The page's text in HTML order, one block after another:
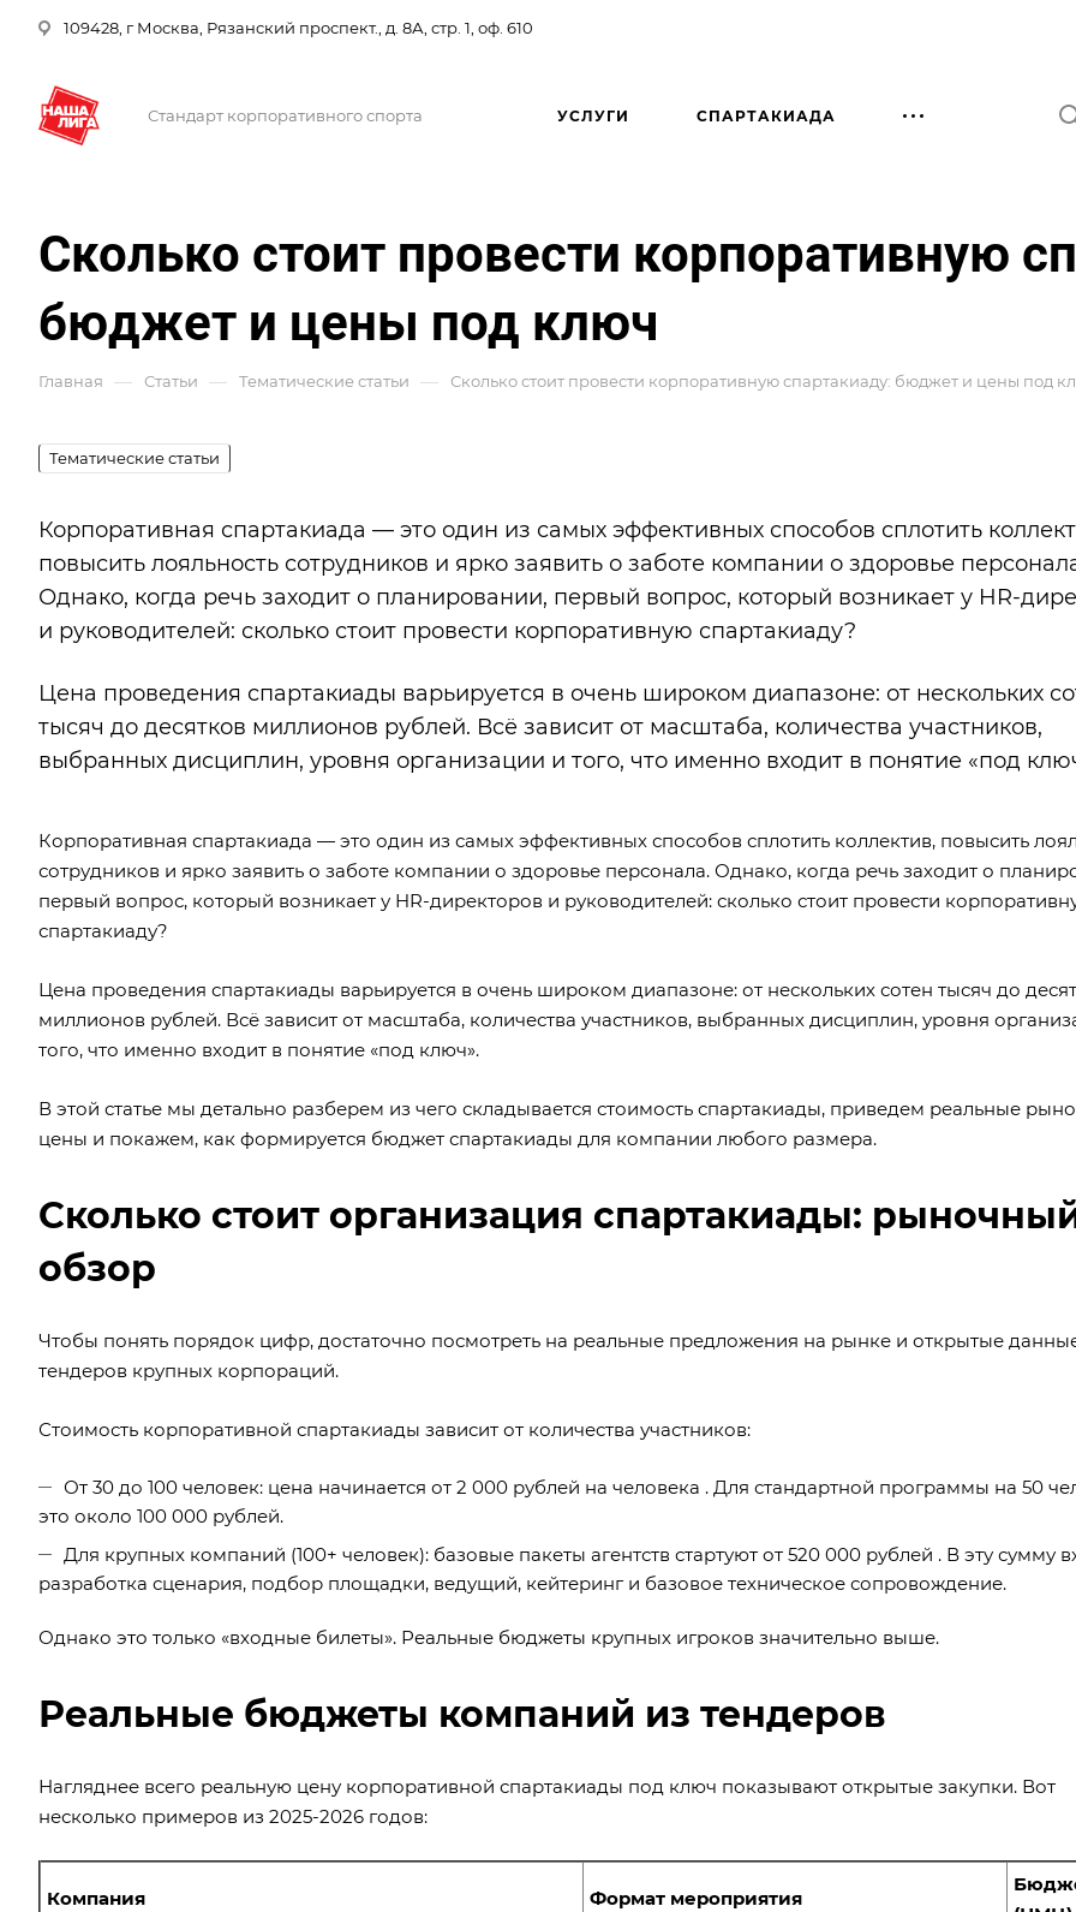
109428, г Москва, Рязанский проспект., д. 8А, стр. 1, оф. 610
Стандарт корпоративного спорта УСЛУГИ СПАРТАКИАДА
Сколько стоит провести корпоративную
бюджет и цены под ключ
Главная — Статьи — Тематические статьи — Сколько стоит провести корпоративную спартакиаду: бюджет и цены под
Тематические статьи
Корпоративная спартакиада — это один из самых эффективных способов сплотить
повысить лояльность сотрудников и ярко заявить о заботе компании о здоровье
Однако, когда речь заходит о планировании, первый вопрос, который возникает у HR-
и руководителей: сколько стоит провести корпоративную спартакиаду?
Цена проведения спартакиады варьируется в очень широком диапазоне: от нескольких
тысяч до десятков миллионов рублей. Всё зависит от масштаба, количества участников,
выбранных дисциплин, уровня организации и того, что именно входит в понятие «под
Корпоративная спартакиада — это один из самых эффективных способов сплотить коллектив, повысить
сотрудников и ярко заявить о заботе компании о здоровье персонала. Однако, когда речь заходит о
первый вопрос, который возникает у HR-директоров и руководителей: сколько стоит провести
спартакиаду?
Цена проведения спартакиады варьируется в очень широком диапазоне: от нескольких сотен тысяч до
миллионов рублей. Всё зависит от масштаба, количества участников, выбранных дисциплин, уровня
того, что именно входит в понятие «под ключ».
В этой статье мы детально разберем из чего складывается стоимость спартакиады, приведем реальные
цены и покажем, как формируется бюджет спартакиады для компании любого размера.
Сколько стоит организация спартакиады:
обзор
Чтобы понять порядок цифр, достаточно посмотреть на реальные предложения на рынке и открытые
тендеров крупных корпораций.
Стоимость корпоративной спартакиады зависит от количества участников:
От 30 до 100 человек: цена начинается от 2 000 рублей на человека . Для стандартной программы на 50
это около 100 000 рублей.
Для крупных компаний (100+ человек): базовые пакеты агентств стартуют от 520 000 рублей . В эту сумму
разработка сценария, подбор площадки, ведущий, кейтеринг и базовое техническое сопровождение.
Однако это только «входные билеты». Реальные бюджеты крупных игроков значительно выше.
Реальные бюджеты компаний из тендеров
Нагляднее всего реальную цену корпоративной спартакиады под ключ показывают открытые закупки. Вот
несколько примеров из 2025-2026 годов:
Компания Формат мероприятия